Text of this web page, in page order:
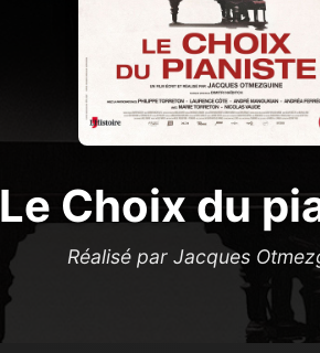
Le Choix du
Réalisé par Jacques